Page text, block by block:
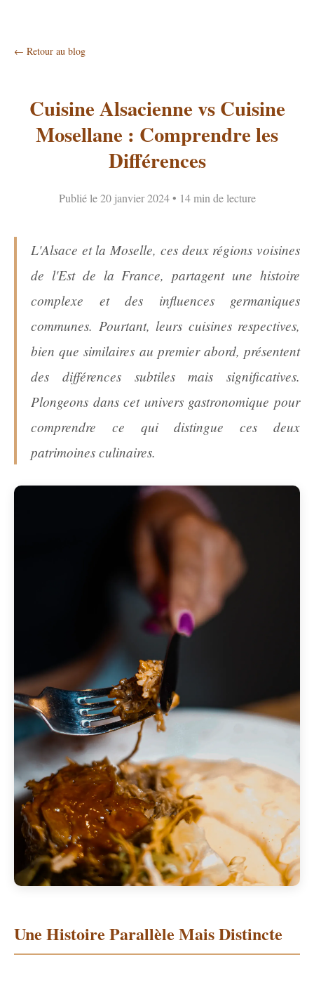
← Retour au blog
Cuisine Alsacienne vs Cuisine
Mosellane : Comprendre les
Différences
Publié le 20 janvier 2024 • 14 min de lecture
L'Alsace et la Moselle, ces deux régions voisines
de l'Est de la France, partagent une histoire
complexe et des influences germaniques
communes. Pourtant, leurs cuisines respectives,
bien que similaires au premier abord, présentent
des différences subtiles mais significatives.
Plongeons dans cet univers gastronomique pour
comprendre ce qui distingue ces deux
patrimoines culinaires.
Une Histoire Parallèle Mais Distincte